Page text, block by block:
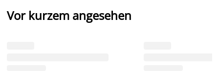
Vor kurzem angesehen